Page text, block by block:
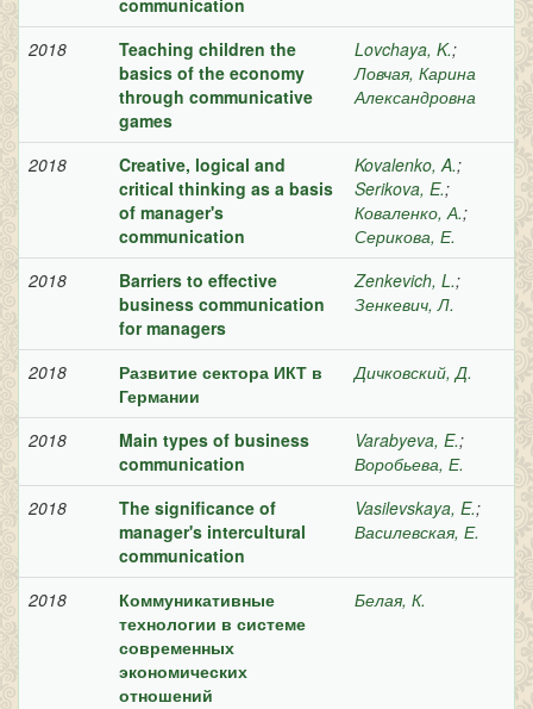
communication
2018
Teaching children the
basics of the economy
through communicative
games
Lovchaya, K.;
Ловчая, Карина
Александровна
2018
Creative, logical and
critical thinking as a basis
of manager's
communication
Kovalenko, A.;
Serikova, E.;
Коваленко, А.;
Серикова, Е.
2018
Barriers to effective
business communication
for managers
Zenkevich, L.;
Зенкевич, Л.
2018
Развитие сектора ИКТ в
Германии
Дичковский, Д.
2018
Main types of business
communication
Varabyeva, E.;
Воробьева, Е.
2018
The significance of
manager's intercultural
communication
Vasilevskaya, E.;
Василевская, Е.
2018
Коммуникативные
технологии в системе
современных
экономических
отношений
Белая, К.